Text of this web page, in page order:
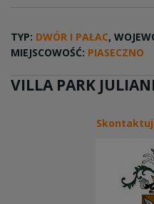
TYP: DWÓR I PAŁAC,
MIEJSCOWOŚĆ: PIASECZNO
VILLA PARK